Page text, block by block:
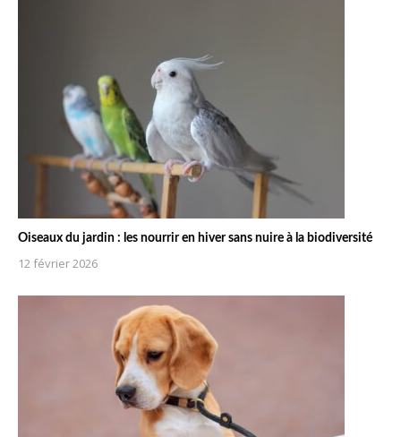
Oiseaux du jardin : les nourrir en hiver sans nuire à la biodiversité
12 février 2026